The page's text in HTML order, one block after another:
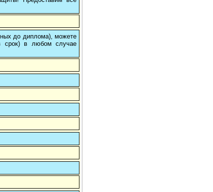
до диплома), можете
срок) в любом случае